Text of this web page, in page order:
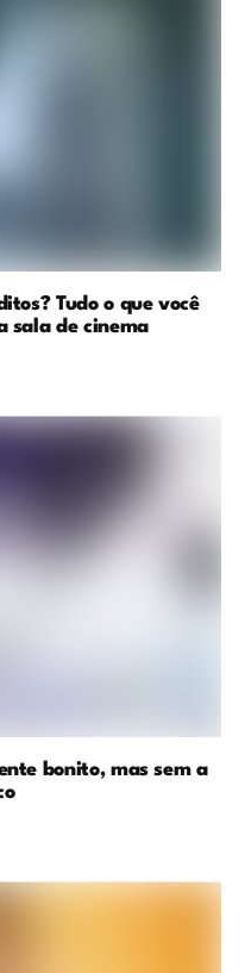
Tudo o que você
sala de cinema
bonito, mas sem a